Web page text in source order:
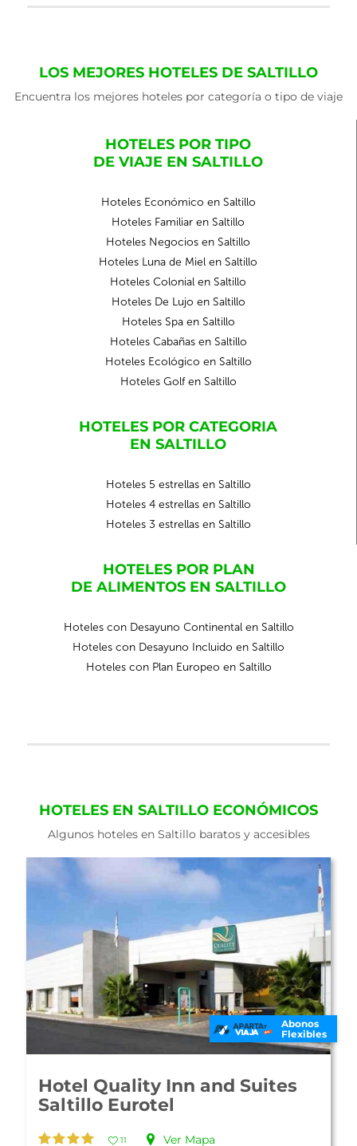
LOS MEJORES HOTELES DE SALTILLO
Encuentra los mejores hoteles por categoría o tipo de viaje
HOTELES POR TIPO
DE VIAJE EN SALTILLO
Hoteles Económico en Saltillo
Hoteles Familiar en Saltillo
Hoteles Negocios en Saltillo
Hoteles Luna de Miel en Saltillo
Hoteles Colonial en Saltillo
Hoteles De Lujo en Saltillo
Hoteles Spa en Saltillo
Hoteles Cabañas en Saltillo
Hoteles Ecológico en Saltillo
Hoteles Golf en Saltillo
HOTELES POR CATEGORIA
EN SALTILLO
Hoteles 5 estrellas en Saltillo
Hoteles 4 estrellas en Saltillo
Hoteles 3 estrellas en Saltillo
HOTELES POR PLAN
DE ALIMENTOS EN SALTILLO
Hoteles con Desayuno Continental en Saltillo
Hoteles con Desayuno Incluido en Saltillo
Hoteles con Plan Europeo en Saltillo
HOTELES EN SALTILLO ECONÓMICOS
Algunos hoteles en Saltillo baratos y accesibles
Abonos
Flexibles
La Fuente Hotel & Suites
Familiar - Saltillo Ciudad